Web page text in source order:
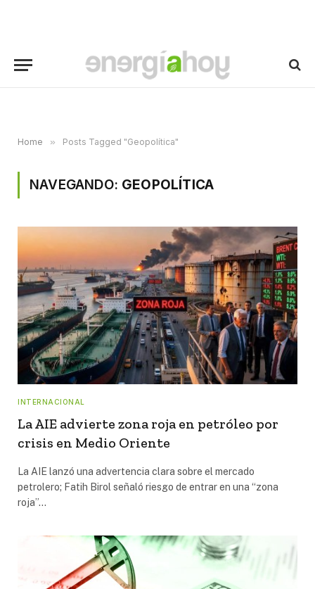
Home » Posts Tagged "Geopolítica"
NAVEGANDO: GEOPOLÍTICA
INTERNACIONAL
La AIE advierte zona roja en petróleo por
crisis en Medio Oriente
La AIE lanzó una advertencia clara sobre el mercado
petrolero; Fatih Birol señaló riesgo de entrar en una “zona
roja”…